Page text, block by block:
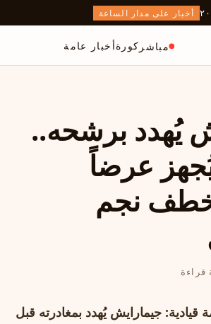
أخبار على مدار الساعة
مباشر كورةأخبار عامة
يُهدد برشحه..
عرضاً
نجم
قيادية: جيمارايش يُهدد بمغادرته قبل